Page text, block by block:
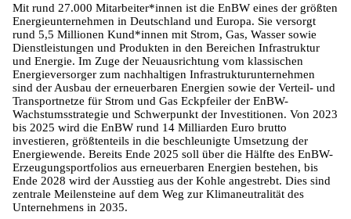
Mit rund 27.000 Mitarbeiter*innen ist die EnBW eines der größten
Energieunternehmen in Deutschland und Europa. Sie versorgt
rund 5,5 Millionen Kund*innen mit Strom, Gas, Wasser sowie
Dienstleistungen und Produkten in den Bereichen Infrastruktur
und Energie. Im Zuge der Neuausrichtung vom klassischen
Energieversorger zum nachhaltigen Infrastrukturunternehmen
sind der Ausbau der erneuerbaren Energien sowie der Verteil- und
Transportnetze für Strom und Gas Eckpfeiler der EnBW-
Wachstumsstrategie und Schwerpunkt der Investitionen. Von 2023
bis 2025 wird die EnBW rund 14 Milliarden Euro brutto
investieren, größtenteils in die beschleunigte Umsetzung der
Energiewende. Bereits Ende 2025 soll über die Hälfte des EnBW-
Erzeugungsportfolios aus erneuerbaren Energien bestehen, bis
Ende 2028 wird der Ausstieg aus der Kohle angestrebt. Dies sind
zentrale Meilensteine auf dem Weg zur Klimaneutralität des
Unternehmens in 2035.